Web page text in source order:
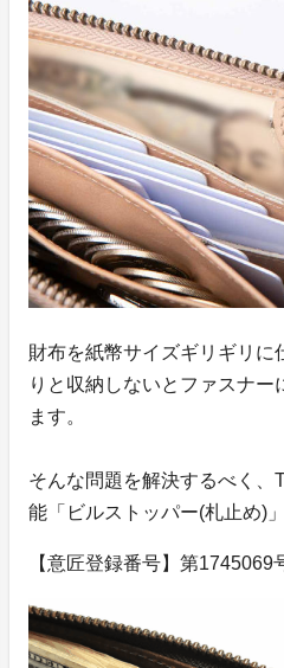
財布を紙幣サイズギリギリに
りと収納しないとファスナー
ます。
そんな問題を解決するべく、
能「ビルストッパー(札止め)
【意匠登録番号】第1745069